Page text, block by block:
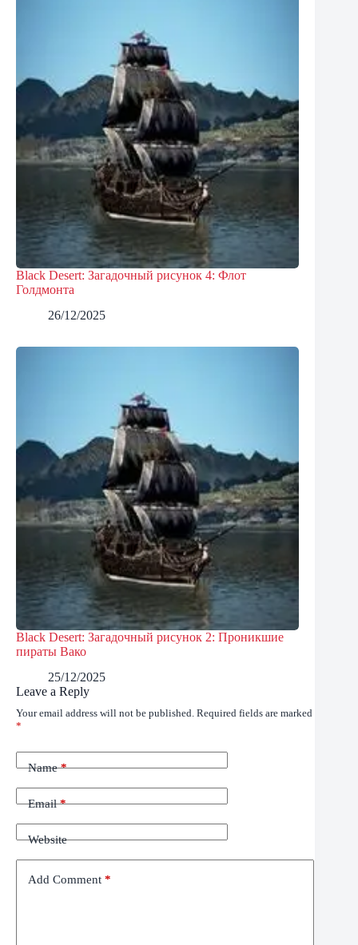
Black Desert: Загадочный рисунок 4: Флот
Голдмонта
26/12/2025
Black Desert: Загадочный рисунок 2: Проникшие
пираты Вако
25/12/2025
Leave a Reply
Your email address will not be published. Required fields are marked
*
Name*
Email*
Website
Add Comment *